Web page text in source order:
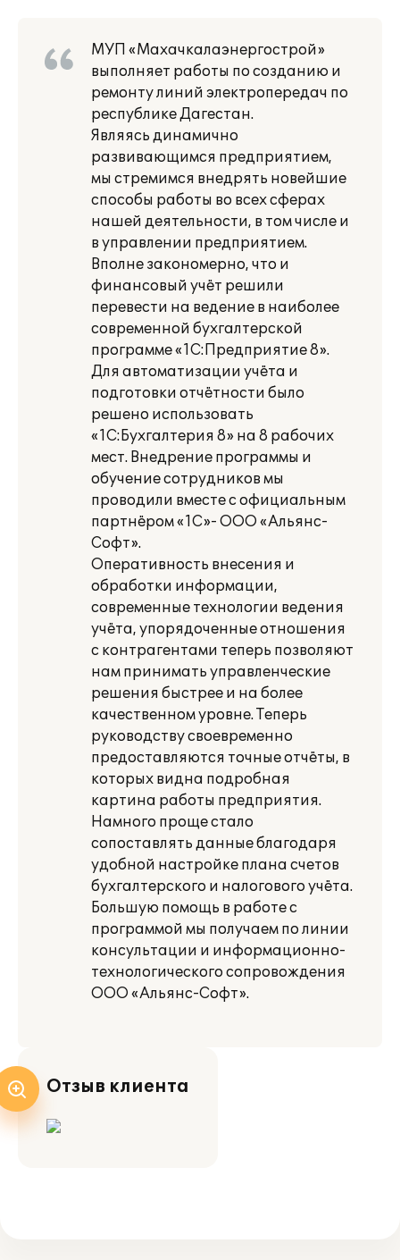
МУП «Махачкалаэнергострой»
выполняет работы по созданию и
ремонту линий электропередач по
республике Дагестан.
Являясь динамично
развивающимся предприятием,
мы стремимся внедрять новейшие
способы работы во всех сферах
нашей деятельности, в том числе и
в управлении предприятием.
Вполне закономерно, что и
финансовый учёт решили
перевести на ведение в наиболее
современной бухгалтерской
программе «1С:Предприятие 8».
Для автоматизации учёта и
подготовки отчётности было
решено использовать
«1С:Бухгалтерия 8» на 8 рабочих
мест. Внедрение программы и
обучение сотрудников мы
проводили вместе с официальным
партнёром «1С»- ООО «Альянс-
Софт».
Оперативность внесения и
обработки информации,
современные технологии ведения
учёта, упорядоченные отношения
с контрагентами теперь позволяют
нам принимать управленческие
решения быстрее и на более
качественном уровне. Теперь
руководству своевременно
предоставляются точные отчёты, в
которых видна подробная
картина работы предприятия.
Намного проще стало
сопоставлять данные благодаря
удобной настройке плана счетов
бухгалтерского и налогового учёта.
Большую помощь в работе с
программой мы получаем по линии
консультации и информационно-
технологического сопровождения
ООО «Альянс-Софт».
Отзыв клиента